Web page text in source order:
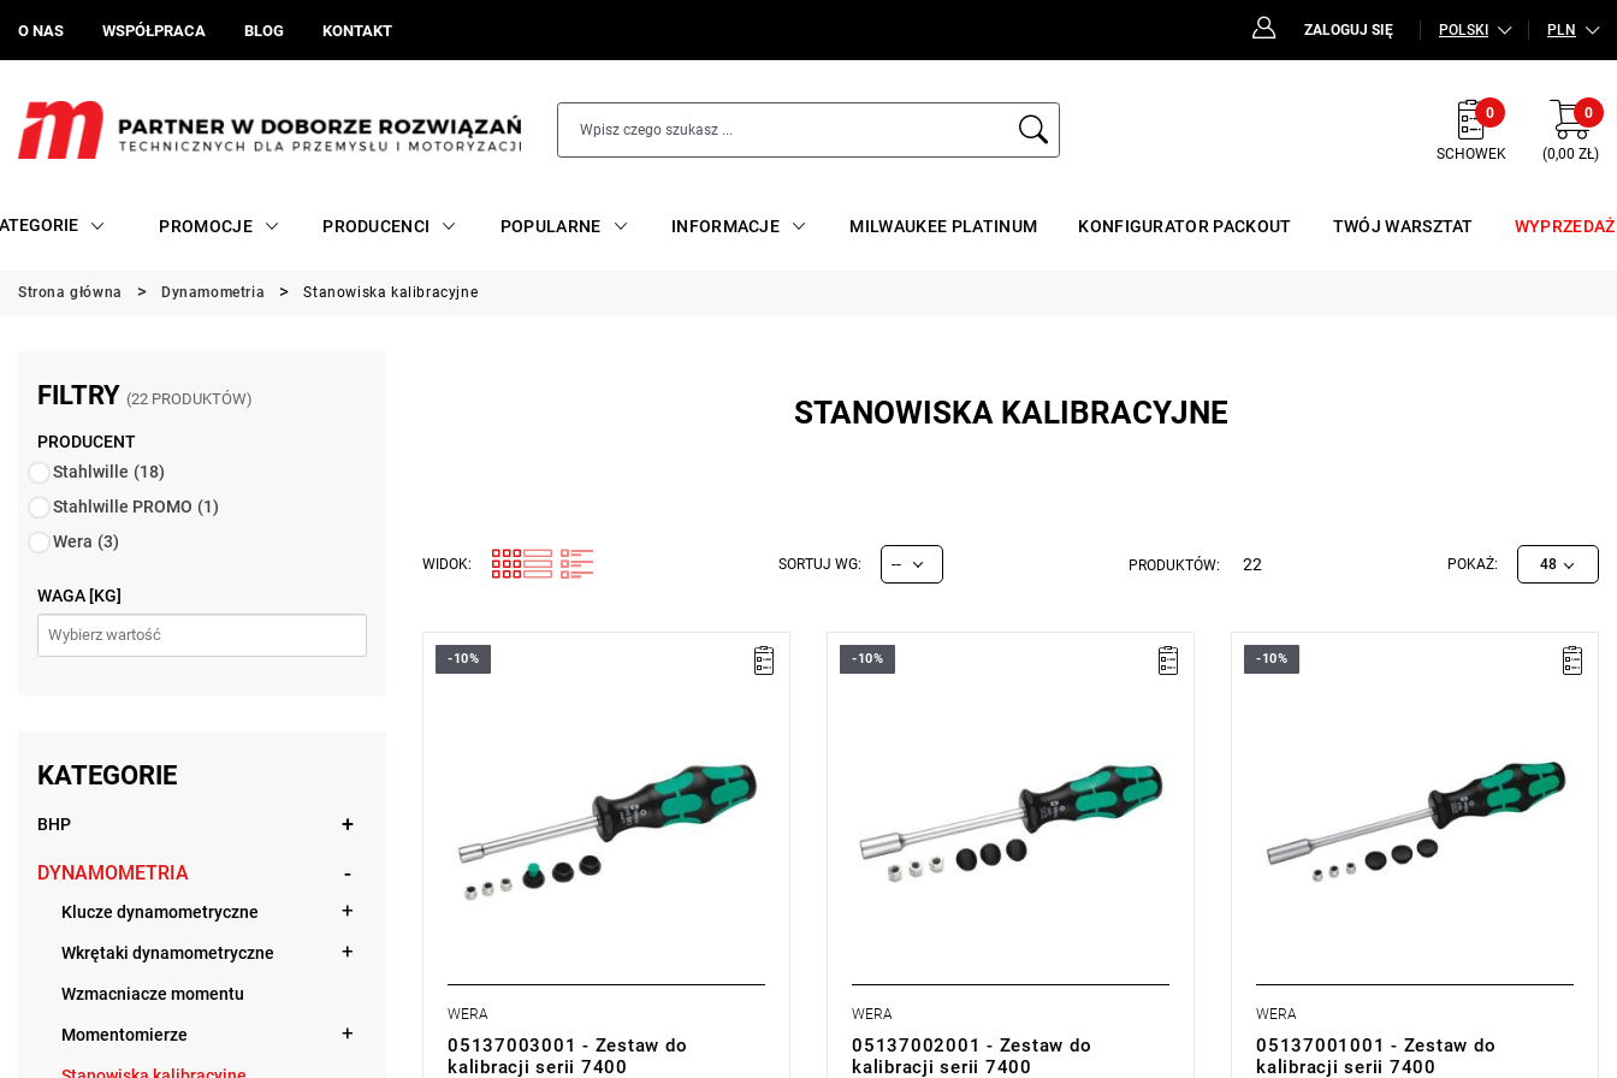
O NAS WSPÓŁPRACA BLOG KONTAKT ZALOGUJ SIĘ POLSKI PLN
0
SCHOWEK
0
(0,00 ZŁ)
PROMOCJE PRODUCENCI POPULARNE INFORMACJE MILWAUKEE PLATINUM KONFIGURATOR PACKOUT TWÓJ WARSZTAT WYPRZEDAŻ
Strona główna Dynamometria Stanowiska kalibracyjne
FILTRY (22 PRODUKTÓW)
PRODUCENT
Stahlwille (18)
Stahlwille PROMO (1)
Wera (3)
WAGA [KG]
KATEGORIE
BHP
DYNAMOMETRIA
Klucze dynamometryczne
Wkrętaki dynamometryczne
Wzmacniacze momentu
Momentomierze
STANOWISKA KALIBRACYJNE
WIDOK: SORTUJ WG: -- PRODUKTÓW: 22 POKAŻ: 48
-10%
WERA
05137003001 - Zestaw do
kalibracji serii 7400
-10%
WERA
05137002001 - Zestaw do
kalibracji serii 7400
-10%
WERA
05137001001 - Zestaw do
kalibracji serii 7400